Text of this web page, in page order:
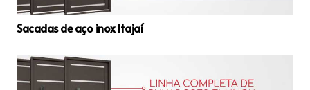
Sacadas de aço inox Itajaí